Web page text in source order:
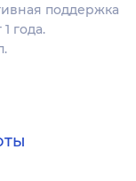
поддержка
года.